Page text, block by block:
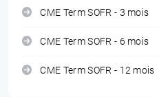
CME Term SOFR - 3 mois
CME Term SOFR - 6 mois
CME Term SOFR - 12 mois